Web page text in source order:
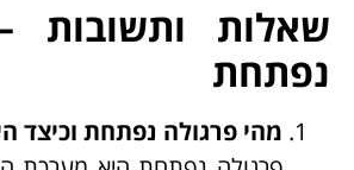
שאלות ותשובות
נפתחת
מהי פרגולה נפתחת וכיצד